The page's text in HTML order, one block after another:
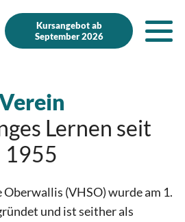
Kursangebot ab
September 2026
Lernen seit
1955
(VHSO) wurde am 1.
und ist seither als